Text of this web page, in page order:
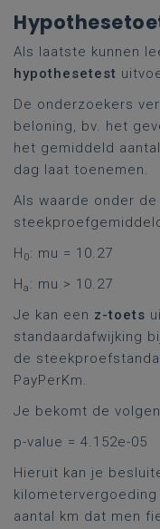
Als laatste kunnen
hypothesetest
De onderzoekers
beloning, bv. het
het gemiddeld
dag laat toenemen.
Als waarde onder de
H 0: mu = 10.27
Ha : mu > 10.27
Je kan een z-toets
standaardafwijking
de
PayPerKm.
Je bekomt de
p-value = 4.152e-05
Hieruit kan je
aantal km dat men